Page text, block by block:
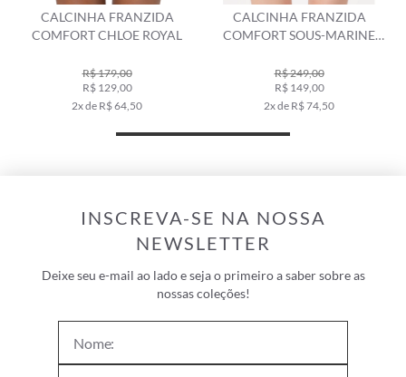
ROYAL
CALCINHA FRANZIDA
COMFORT SOUS-MARINE
2x de R$ 74,50
CALCINHA LATERAL
RECORTE PACÍFICO
2x de R$ 69,50
INSCREVA-SE NA NOSSA
NEWSLETTER
Deixe seu e-mail ao lado e seja o primeiro a saber sobre as
nossas coleções!